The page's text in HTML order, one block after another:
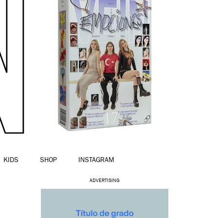
KIDS SHOP INSTAGRAM
ADVERTISING